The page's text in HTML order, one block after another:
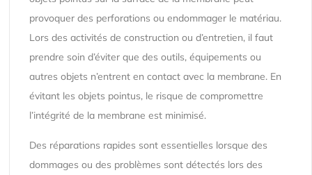
provoquer des perforations ou endommager le matériau.
Lors des activités de construction ou d’entretien, il faut
prendre soin d’éviter que des outils, équipements ou
autres objets n’entrent en contact avec la membrane. En
évitant les objets pointus, le risque de compromettre
l’intégrité de la membrane est minimisé.
Des réparations rapides sont essentielles lorsque des
dommages ou des problèmes sont détectés lors des